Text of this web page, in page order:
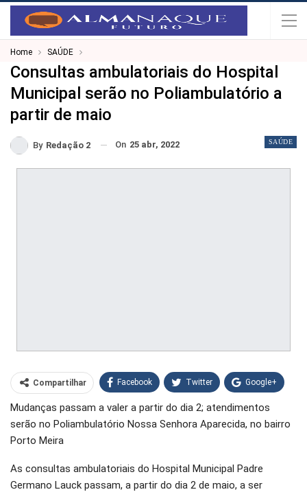
Home SAÚDE
Consultas ambulatoriais do Hospital
Municipal serão no Poliambulatório a
partir de maio
SAÚDE
By Redação 2 On 25 abr, 2022
Compartilhar Facebook Twitter Google+
WhatsApp Pinterest
Mudanças passam a valer a partir do dia 2; atendimentos
serão no Poliambulatório Nossa Senhora Aparecida, no bairro
Porto Meira
As consultas ambulatoriais do Hospital Municipal Padre
Germano Lauck passam, a partir do dia 2 de maio, a ser